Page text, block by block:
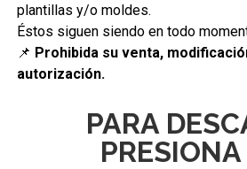
plantillas y/o moldes.
Éstos siguen siendo en todo
📌 Prohibida su venta,
autorización.
PARA